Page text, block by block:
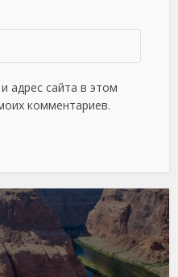
адрес сайта в этом
комментариев.